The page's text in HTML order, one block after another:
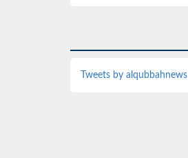
Tweets by alqubbahnews